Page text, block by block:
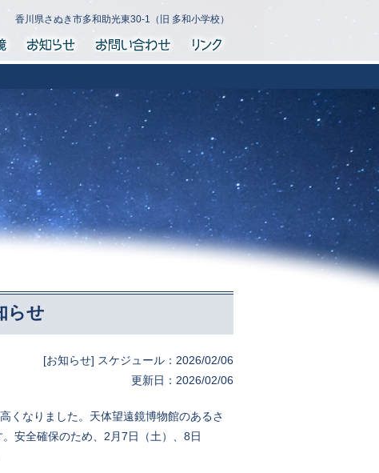
香川県さぬき市多和助光東30-1（旧 多和小学校）
らせ
[お知らせ] スケジュール：2026/02/06
更新日：2026/02/06
くなりました。天体望遠鏡博物館のあるさ
安全確保のため、2月7日（土）、8日